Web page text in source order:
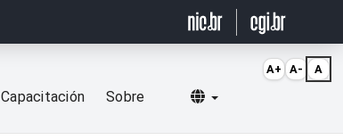
Capacitación Sobre Selecionar idioma
A+ A- A